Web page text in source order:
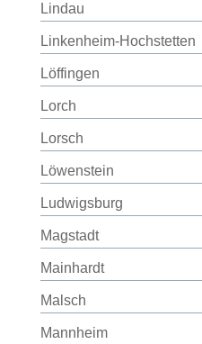
Lindau
Linkenheim-Hochstetten
Löffingen
Lorch
Lorsch
Löwenstein
Ludwigsburg
Magstadt
Mainhardt
Malsch
Mannheim